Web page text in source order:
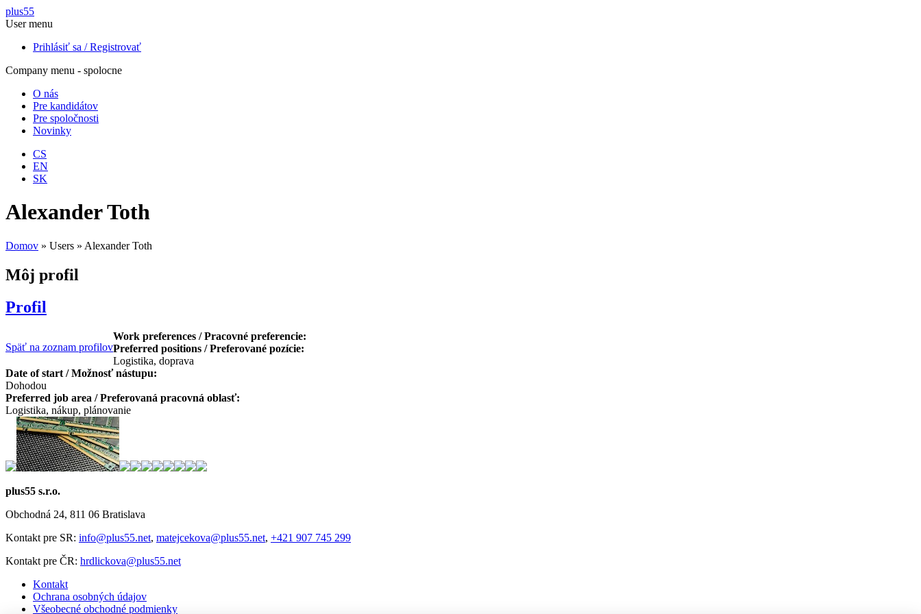
Skočiť na hlavný obsah
plus55
User menu
Prihlásiť sa / Registrovať
Company menu - spolocne
O nás
Pre kandidátov
Pre spoločnosti
Novinky
CS
EN
SK
Alexander Toth
Domov » Users » Alexander Toth
Môj profil
Profil
Späť na zoznam profilov
Work preferences / Pracovné preferencie:
Preferred positions / Preferované pozície:
Logistika, doprava
Date of start / Možnosť nástupu:
Dohodou
Preferred job area / Preferovaná pracovná oblasť:
Logistika, nákup, plánovanie
plus55 s.r.o.
Obchodná 24, 811 06 Bratislava
Kontakt pre SR: info@plus55.net, matejcekova@plus55.net, +421 907 745 299
Kontakt pre ČR: hrdlickova@plus55.net
Kontakt
Ochrana osobných údajov
Všeobecné obchodné podmienky